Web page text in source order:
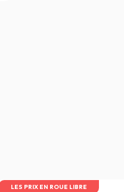
LES PRIX EN ROUE LIBRE